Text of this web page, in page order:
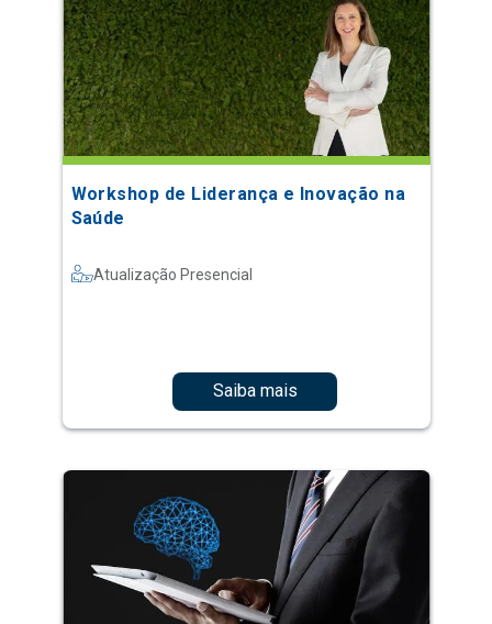
Workshop de Liderança e Inovação na
Saúde
Atualização Presencial
Saiba mais